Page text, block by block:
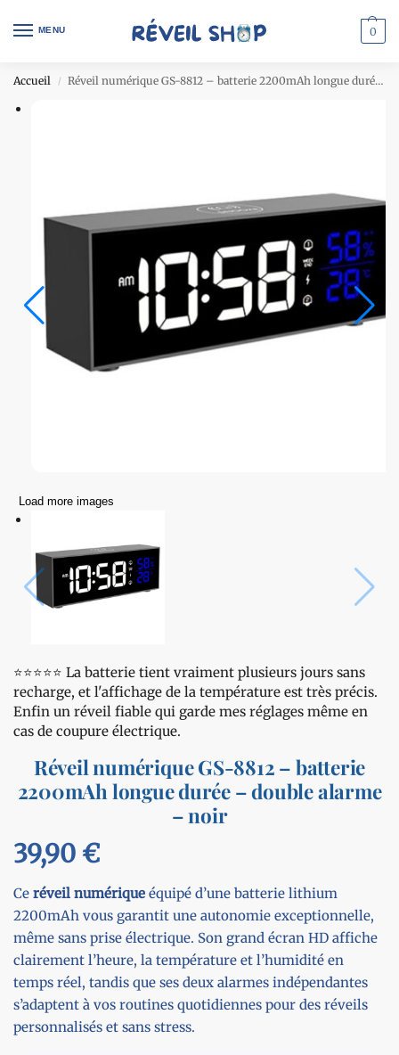
MENU 0
Accueil / Réveil numérique GS-8812 – batterie 2200mAh longue durée – double alarme – noir
Load more images
⭐️⭐️⭐️⭐️⭐️ La batterie tient vraiment plusieurs jours sans
recharge, et l'affichage de la température est très précis.
Enfin un réveil fiable qui garde mes réglages même en
cas de coupure électrique.
Réveil numérique GS-8812 – batterie
2200mAh longue durée – double alarme
– noir
39,90 €
Ce réveil numérique équipé d’une batterie lithium
2200mAh vous garantit une autonomie exceptionnelle,
même sans prise électrique. Son grand écran HD affiche
clairement l’heure, la température et l’humidité en
temps réel, tandis que ses deux alarmes indépendantes
s’adaptent à vos routines quotidiennes pour des réveils
personnalisés et sans stress.